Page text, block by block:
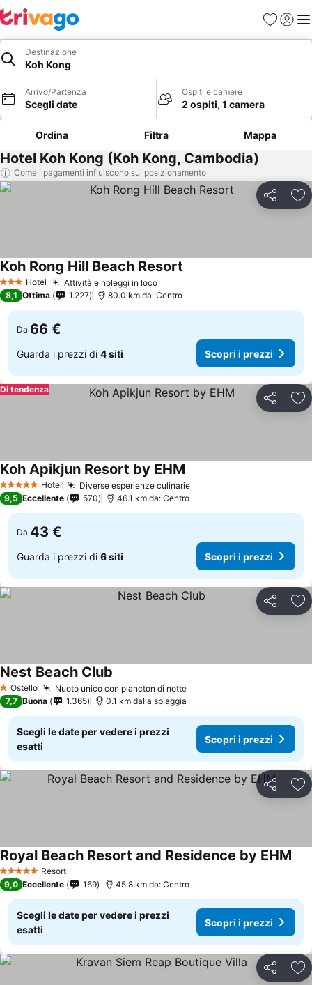
PreferitiAccedi
Destinazione
Koh Kong
Arrivo/Partenza
Scegli date
Ospiti e camere
2 ospiti, 1 camera
Ordina Filtra Mappa
Hotel Koh Kong (Koh Kong, Cambodia)
Come i pagamenti influiscono sul posizionamento
Condividi
3 StelleHotel Attività e noleggi in loco
Koh Rong Hill Beach Resort
8,1 Ottima 1.227 80.0 km da: Centro
Da 66 €
Guarda i prezzi di 4 siti Scopri i prezzi
Condividi
Di tendenza
5 Stelle Hotel Diverse esperienze culinarie
Koh Apikjun Resort by EHM
9,5 Eccellente 570 46.1 km da: Centro
Da 43 €
Guarda i prezzi di 6 siti Scopri i prezzi
Condividi
1 Stelle
Ostello Nuoto unico con plancton di notte
Nest Beach Club
7,7 Buona 1.365 0.1 km dalla spiaggia
Scegli le date per vedere i prezzi
esatti
Scopri i prezzi
Condividi
5 Stelle Resort
Royal Beach Resort and Residence by EHM
9,0 Eccellente 169 45.8 km da: Centro
Scegli le date per vedere i prezzi
esatti
Scopri i prezzi
Condividi